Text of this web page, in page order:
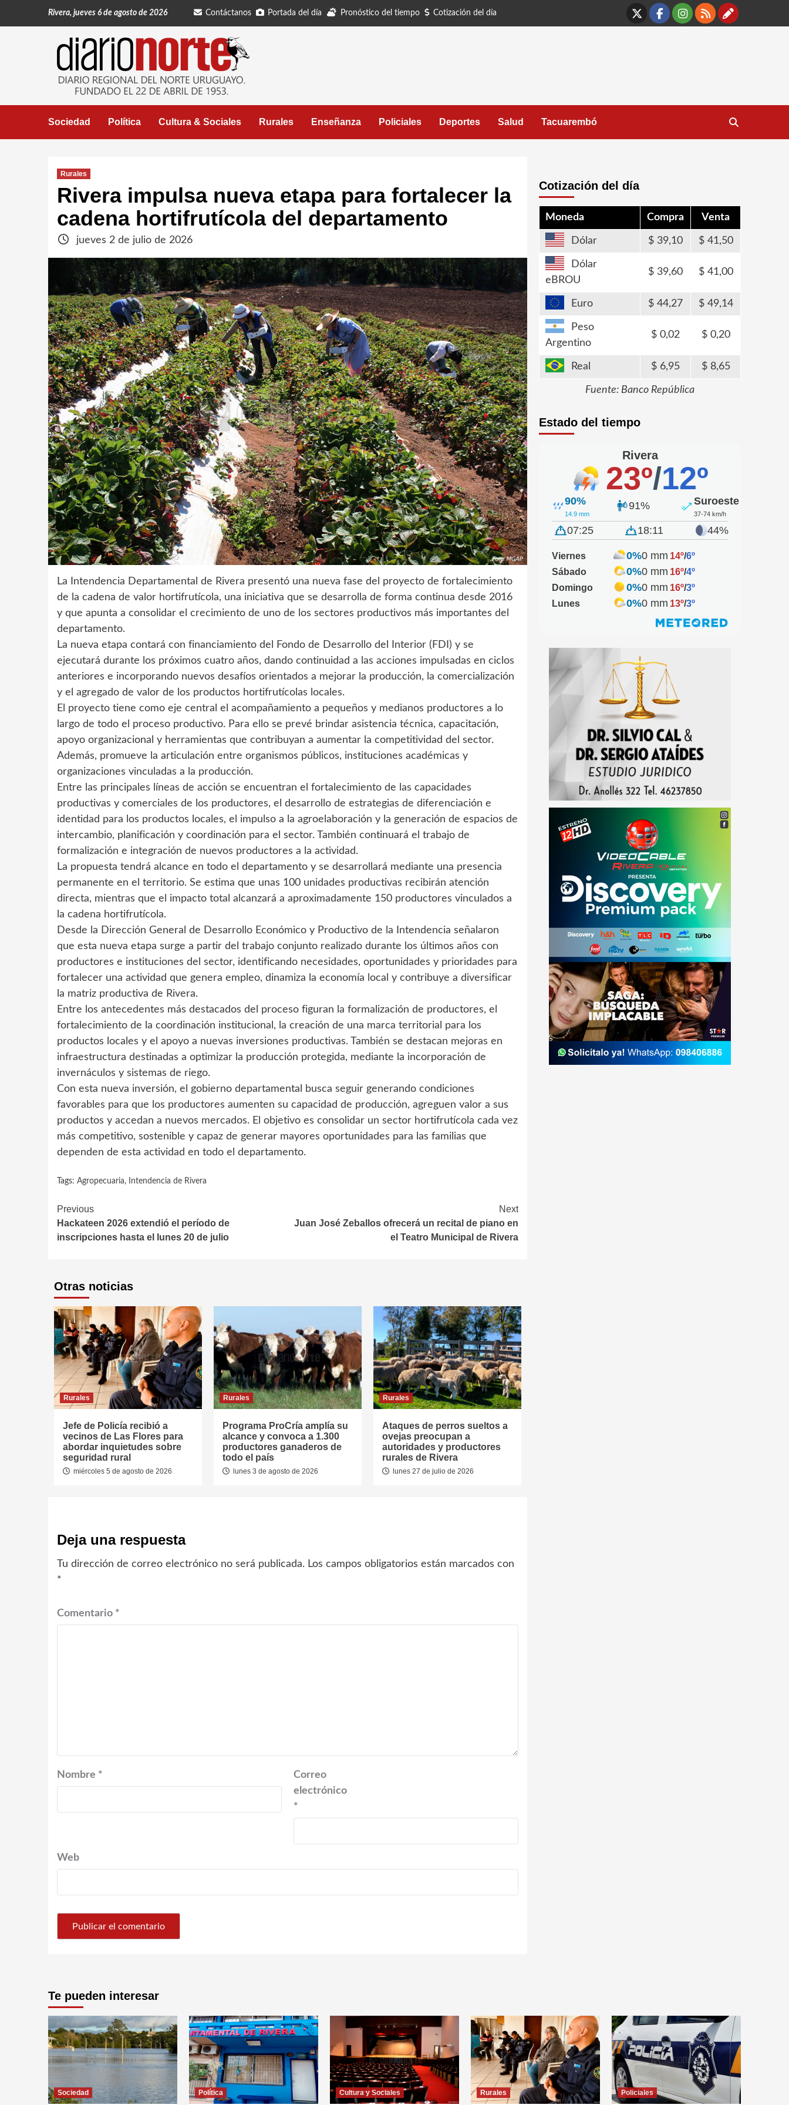
Rivera, jueves 6 de agosto de 2026 Contáctanos Portada del día Pronóstico del tiempo Cotización del día
X Facebook
Instagram
RSS
Sociedad Política Cultura & Sociales Rurales Enseñanza Policiales Deportes Salud Tacuarembó
Rurales
Rivera impulsa nueva etapa para fortalecer la
cadena hortifrutícola del departamento
jueves 2 de julio de 2026
La Intendencia Departamental de Rivera presentó una nueva fase del proyecto de fortalecimiento
de la cadena de valor hortifrutícola, una iniciativa que se desarrolla de forma continua desde 2016
y que apunta a consolidar el crecimiento de uno de los sectores productivos más importantes del
departamento.
La nueva etapa contará con financiamiento del Fondo de Desarrollo del Interior (FDI) y se
ejecutará durante los próximos cuatro años, dando continuidad a las acciones impulsadas en ciclos
anteriores e incorporando nuevos desafíos orientados a mejorar la producción, la comercialización
y el agregado de valor de los productos hortifrutícolas locales.
El proyecto tiene como eje central el acompañamiento a pequeños y medianos productores a lo
largo de todo el proceso productivo. Para ello se prevé brindar asistencia técnica, capacitación,
apoyo organizacional y herramientas que contribuyan a aumentar la competitividad del sector.
Además, promueve la articulación entre organismos públicos, instituciones académicas y
organizaciones vinculadas a la producción.
Entre las principales líneas de acción se encuentran el fortalecimiento de las capacidades
productivas y comerciales de los productores, el desarrollo de estrategias de diferenciación e
identidad para los productos locales, el impulso a la agroelaboración y la generación de espacios de
intercambio, planificación y coordinación para el sector. También continuará el trabajo de
formalización e integración de nuevos productores a la actividad.
La propuesta tendrá alcance en todo el departamento y se desarrollará mediante una presencia
permanente en el territorio. Se estima que unas 100 unidades productivas recibirán atención
directa, mientras que el impacto total alcanzará a aproximadamente 150 productores vinculados a
la cadena hortifrutícola.
Desde la Dirección General de Desarrollo Económico y Productivo de la Intendencia señalaron
que esta nueva etapa surge a partir del trabajo conjunto realizado durante los últimos años con
productores e instituciones del sector, identificando necesidades, oportunidades y prioridades para
fortalecer una actividad que genera empleo, dinamiza la economía local y contribuye a diversificar
la matriz productiva de Rivera.
Entre los antecedentes más destacados del proceso figuran la formalización de productores, el
fortalecimiento de la coordinación institucional, la creación de una marca territorial para los
productos locales y el apoyo a nuevas inversiones productivas. También se destacan mejoras en
infraestructura destinadas a optimizar la producción protegida, mediante la incorporación de
invernáculos y sistemas de riego.
Con esta nueva inversión, el gobierno departamental busca seguir generando condiciones
favorables para que los productores aumenten su capacidad de producción, agreguen valor a sus
productos y accedan a nuevos mercados. El objetivo es consolidar un sector hortifrutícola cada vez
más competitivo, sostenible y capaz de generar mayores oportunidades para las familias que
dependen de esta actividad en todo el departamento.
Tags: Agropecuaria, Intendencia de Rivera
Continue
Reading
Previous
Hackateen 2026 extendió el período de
inscripciones hasta el lunes 20 de julio
Next
Juan José Zeballos ofrecerá un recital de piano en
el Teatro Municipal de Rivera
Otras noticias
Rurales
Jefe de Policía recibió a
vecinos de Las Flores para
abordar inquietudes sobre
seguridad rural
miércoles 5 de agosto de 2026
Rurales
Programa ProCría amplía su
alcance y convoca a 1.300
productores ganaderos de
todo el país
lunes 3 de agosto de 2026
Rurales
Ataques de perros sueltos a
ovejas preocupan a
autoridades y productores
rurales de Rivera
lunes 27 de julio de 2026
Deja una respuesta
Tu dirección de correo electrónico no será publicada. Los campos obligatorios están marcados con
*
Comentario *
Nombre *
Correo
electrónico
*
Web
Cotización del día
Moneda Compra Venta
Dólar 39,10 41,50
Dólar
eBROU
39,60 41,00
Euro 44,27 49,14
Peso
Argentino
0,02 0,20
Real 6,95 8,65
Fuente: Banco República
Estado del tiempo
Rivera
23º/12º
90%
14.9 mm
91% Suroeste
37-74 km/h
07:25 18:11 44%
Viernes 0%0 mm 14º/6º
Sábado
0%0 mm 16º/4º
Domingo
0%0 mm 16º/3º
Lunes
0%0 mm 13º/3º
Te pueden interesar
Sociedad Política Cultura y Sociales Rurales Policiales